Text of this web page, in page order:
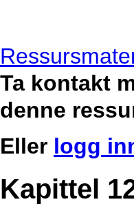
Ta kontakt
denne
Eller logg
Kapittel